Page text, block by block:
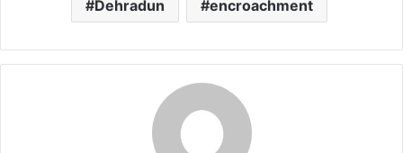
Dehradun encroachment